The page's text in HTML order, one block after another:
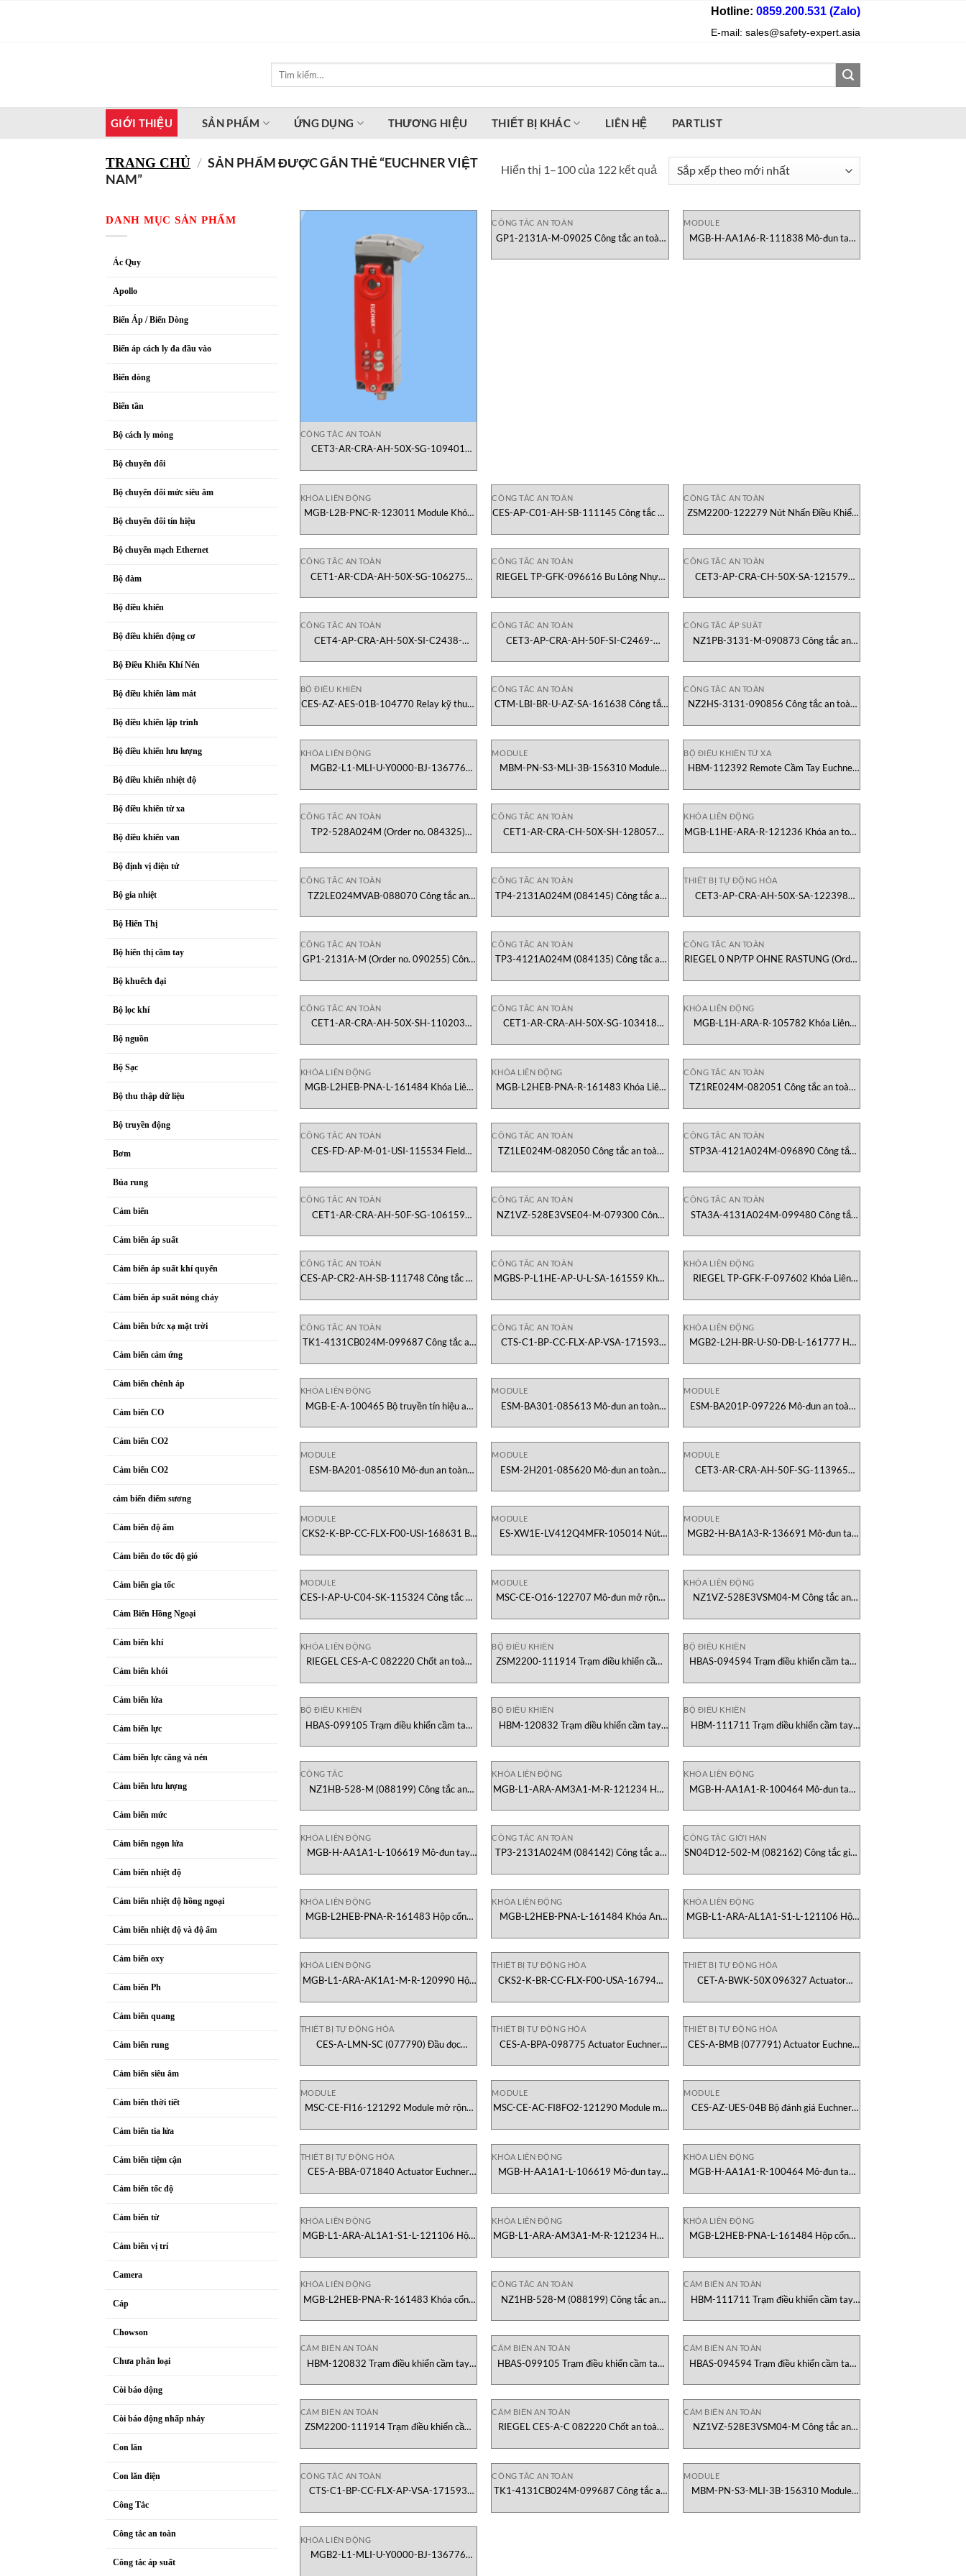
Hotline: 0859.200.531 (Zalo)
E-mail: sales@safety-expert.asia
GIỚI THIỆU SẢN PHẨM ỨNG DỤNG THƯƠNG HIỆU THIẾT BỊ KHÁC LIÊN HỆ PARTLIST
TRANG CHỦ / SẢN PHẨM ĐƯỢC GẮN THẺ “EUCHNER VIỆT
NAM”
Hiển thị 1–100 của 122 kết quảĐã
sắp
mới
nhất
DANH MỤC SẢN PHẨM
Ác Quy
Apollo
Biến Áp / Biến Dòng
Biến áp cách ly đa đầu vào
Biến dòng
Biến tần
Bộ cách ly mỏng
Bộ chuyển đổi
Bộ chuyển đổi mức siêu âm
Bộ chuyển đổi tín hiệu
Bộ chuyển mạch Ethernet
Bộ đàm
Bộ điều khiển
Bộ điều khiển động cơ
Bộ Điều Khiển Khí Nén
Bộ điều khiển làm mát
Bộ điều khiển lập trình
Bộ điều khiển lưu lượng
Bộ điều khiển nhiệt độ
Bộ điều khiển từ xa
Bộ điều khiển van
Bộ định vị điện tử
Bộ gia nhiệt
Bộ Hiển Thị
Bộ hiển thị cầm tay
Bộ khuếch đại
Bộ lọc khí
Bộ nguồn
Bộ Sạc
Bộ thu thập dữ liệu
Bộ truyền động
Bơm
Búa rung
Cảm biến
Cảm biến áp suất
Cảm biến áp suất khí quyển
Cảm biến áp suất nóng chảy
Cảm biến bức xạ mặt trời
Cảm biến cảm ứng
Cảm biến chênh áp
Cảm biến CO
Cảm biến CO2
Cảm biến CO2
cảm biến điểm sương
Cảm biến độ ẩm
Cảm biến đo tốc độ gió
Cảm biến gia tốc
Cảm Biến Hồng Ngoại
Cảm biến khí
Cảm biến khói
Cảm biến lửa
Cảm biến lực
Cảm biến lực căng và nén
Cảm biến lưu lượng
Cảm biến mức
Cảm biến ngọn lửa
Cảm biến nhiệt độ
Cảm biến nhiệt độ hồng ngoại
Cảm biến nhiệt độ và độ ẩm
Cảm biến oxy
Cảm biến Ph
Cảm biến quang
Cảm biến rung
Cảm biến siêu âm
Cảm biến thời tiết
Cảm biến tia lửa
Cảm biến tiệm cận
Cảm biến tốc độ
Cảm biến từ
Cảm biến vị trí
Camera
Cáp
Chowson
Chưa phân loại
Còi báo dộng
Còi báo động nhấp nháy
Con lăn
Con lăn điện
Công Tắc
Công tắc an toàn
Công tắc áp suất
CÔNG TẮC AN TOÀN
CET3-AR-CRA-AH-50X-SG-109401
CÔNG TẮC AN TOÀN
GP1-2131A-M-09025 Công tắc an toàn
MODULE
MGB-H-AA1A6-R-111838 Mô-đun tay
KHÓA LIÊN ĐỘNG
MGB-L2B-PNC-R-123011 Module Khóa
CÔNG TẮC AN TOÀN
CES-AP-C01-AH-SB-111145 Công tắc an
CÔNG TẮC AN TOÀN
ZSM2200-122279 Nút Nhấn Điều Khiển
CÔNG TẮC AN TOÀN
CET1-AR-CDA-AH-50X-SG-106275
CÔNG TẮC AN TOÀN
RIEGEL TP-GFK-096616 Bu Lông Nhựa
CÔNG TẮC AN TOÀN
CET3-AP-CRA-CH-50X-SA-121579
CÔNG TẮC AN TOÀN
CET4-AP-CRA-AH-50X-SI-C2438-
Nam
CÔNG TẮC AN TOÀN
CET3-AP-CRA-AH-50F-SI-C2469-
Nam
CÔNG TẮC ÁP SUẤT
NZ1PB-3131-M-090873 Công tắc an
BỘ ĐIỀU KHIỂN
CES-AZ-AES-01B-104770 Relay kỹ thuật
CÔNG TẮC AN TOÀN
CTM-LBI-BR-U-AZ-SA-161638 Công tắc
CÔNG TẮC AN TOÀN
NZ2HS-3131-090856 Công tắc an toàn
KHÓA LIÊN ĐỘNG
MGB2-L1-MLI-U-Y0000-BJ-136776
MODULE
MBM-PN-S3-MLI-3B-156310 Module
BỘ ĐIỀU KHIỂN TỪ XA
HBM-112392 Remote Cầm Tay Euchner
CÔNG TẮC AN TOÀN
TP2-528A024M (Order no. 084325)
CÔNG TẮC AN TOÀN
CET1-AR-CRA-CH-50X-SH-128057
KHÓA LIÊN ĐỘNG
MGB-L1HE-ARA-R-121236 Khóa an toàn
CÔNG TẮC AN TOÀN
TZ2LE024MVAB-088070 Công tắc an
CÔNG TẮC AN TOÀN
TP4-2131A024M (084145) Công tắc an
THIẾT BỊ TỰ ĐỘNG HÓA
CET3-AP-CRA-AH-50X-SA-122398
CÔNG TẮC AN TOÀN
GP1-2131A-M (Order no. 090255) Công
CÔNG TẮC AN TOÀN
TP3-4121A024M (084135) Công tắc an
CÔNG TẮC AN TOÀN
RIEGEL 0 NP/TP OHNE RASTUNG (Order
Euchner Việt Nam
CÔNG TẮC AN TOÀN
CET1-AR-CRA-AH-50X-SH-110203
CÔNG TẮC AN TOÀN
CET1-AR-CRA-AH-50X-SG-103418
KHÓA LIÊN ĐỘNG
MGB-L1H-ARA-R-105782 Khóa Liên
KHÓA LIÊN ĐỘNG
MGB-L2HEB-PNA-L-161484 Khóa Liên
KHÓA LIÊN ĐỘNG
MGB-L2HEB-PNA-R-161483 Khóa Liên
CÔNG TẮC AN TOÀN
TZ1RE024M-082051 Công tắc an toàn
CÔNG TẮC AN TOÀN
CES-FD-AP-M-01-USI-115534 Field
CÔNG TẮC AN TOÀN
TZ1LE024M-082050 Công tắc an toàn
CÔNG TẮC AN TOÀN
STP3A-4121A024M-096890 Công tắc
CÔNG TẮC AN TOÀN
CET1-AR-CRA-AH-50F-SG-106159
CÔNG TẮC AN TOÀN
NZ1VZ-528E3VSE04-M-079300 Công
CÔNG TẮC AN TOÀN
STA3A-4131A024M-099480 Công tắc
CÔNG TẮC AN TOÀN
CES-AP-CR2-AH-SB-111748 Công tắc an
CÔNG TẮC AN TOÀN
MGBS-P-L1HE-AP-U-L-SA-161559 Khóa
KHÓA LIÊN ĐỘNG
RIEGEL TP-GFK-F-097602 Khóa Liên
CÔNG TẮC AN TOÀN
TK1-4131CB024M-099687 Công tắc an
CÔNG TẮC AN TOÀN
CTS-C1-BP-CC-FLX-AP-VSA-171593
KHÓA LIÊN ĐỘNG
MGB2-L2H-BR-U-S0-DB-L-161777 Hệ
Vietnam
KHÓA LIÊN ĐỘNG
MGB-E-A-100465 Bộ truyền tín hiệu an
MODULE
ESM-BA301-085613 Mô-đun an toàn
MODULE
ESM-BA201P-097226 Mô-đun an toàn
MODULE
ESM-BA201-085610 Mô-đun an toàn
MODULE
ESM-2H201-085620 Mô-đun an toàn
MODULE
CET3-AR-CRA-AH-50F-SG-113965
MODULE
CKS2-K-BP-CC-FLX-F00-USI-168631 Bộ
MODULE
ES-XW1E-LV412Q4MFR-105014 Nút
MODULE
MGB2-H-BA1A3-R-136691 Mô-đun tay
MODULE
CES-I-AP-U-C04-SK-115324 Công tắc an
MODULE
MSC-CE-O16-122707 Mô-đun mở rộng
KHÓA LIÊN ĐỘNG
NZ1VZ-528E3VSM04-M Công tắc an
KHÓA LIÊN ĐỘNG
RIEGEL CES-A-C 082220 Chốt an toàn
BỘ ĐIỀU KHIỂN
ZSM2200-111914 Trạm điều khiển cầm
BỘ ĐIỀU KHIỂN
HBAS-094594 Trạm điều khiển cầm tay
BỘ ĐIỀU KHIỂN
HBAS-099105 Trạm điều khiển cầm tay
BỘ ĐIỀU KHIỂN
HBM-120832 Trạm điều khiển cầm tay
BỘ ĐIỀU KHIỂN
HBM-111711 Trạm điều khiển cầm tay
CÔNG TẮC
NZ1HB-528-M (088199) Công tắc an
KHÓA LIÊN ĐỘNG
MGB-L1-ARA-AM3A1-M-R-121234 Hộp
KHÓA LIÊN ĐỘNG
MGB-H-AA1A1-R-100464 Mô-đun tay
KHÓA LIÊN ĐỘNG
MGB-H-AA1A1-L-106619 Mô-đun tay
Vietnam
CÔNG TẮC AN TOÀN
TP3-2131A024M (084142) Công tắc an
CÔNG TẮC GIỚI HẠN
SN04D12-502-M (082162) Công tắc giới
KHÓA LIÊN ĐỘNG
MGB-L2HEB-PNA-R-161483 Hộp cổng
Vietnam
KHÓA LIÊN ĐỘNG
MGB-L2HEB-PNA-L-161484 Khóa An
KHÓA LIÊN ĐỘNG
MGB-L1-ARA-AL1A1-S1-L-121106 Hộp
Euchner Vietnam
KHÓA LIÊN ĐỘNG
MGB-L1-ARA-AK1A1-M-R-120990 Hộp
THIẾT BỊ TỰ ĐỘNG HÓA
CKS2-K-BR-CC-FLX-F00-USA-167948
Vietnam
THIẾT BỊ TỰ ĐỘNG HÓA
CET-A-BWK-50X 096327 Actuator
THIẾT BỊ TỰ ĐỘNG HÓA
CES-A-LMN-SC (077790) Đầu đọc
THIẾT BỊ TỰ ĐỘNG HÓA
CES-A-BPA-098775 Actuator Euchner
THIẾT BỊ TỰ ĐỘNG HÓA
CES-A-BMB (077791) Actuator Euchner
MODULE
MSC-CE-FI16-121292 Module mở rộng
MODULE
MSC-CE-AC-FI8FO2-121290 Module mở
MODULE
CES-AZ-UES-04B Bộ đánh giá Euchner
THIẾT BỊ TỰ ĐỘNG HÓA
CES-A-BBA-071840 Actuator Euchner
KHÓA LIÊN ĐỘNG
MGB-H-AA1A1-L-106619 Mô-đun tay
Vietnam
KHÓA LIÊN ĐỘNG
MGB-H-AA1A1-R-100464 Mô-đun tay
KHÓA LIÊN ĐỘNG
MGB-L1-ARA-AL1A1-S1-L-121106 Hộp
Euchner Vietnam
KHÓA LIÊN ĐỘNG
MGB-L1-ARA-AM3A1-M-R-121234 Hộp
KHÓA LIÊN ĐỘNG
MGB-L2HEB-PNA-L-161484 Hộp cổng
Vietnam
KHÓA LIÊN ĐỘNG
MGB-L2HEB-PNA-R-161483 Khóa cổng
Vietnam
CÔNG TẮC AN TOÀN
NZ1HB-528-M (088199) Công tắc an
CẢM BIẾN AN TOÀN
HBM-111711 Trạm điều khiển cầm tay
CẢM BIẾN AN TOÀN
HBM-120832 Trạm điều khiển cầm tay
CẢM BIẾN AN TOÀN
HBAS-099105 Trạm điều khiển cầm tay
CẢM BIẾN AN TOÀN
HBAS-094594 Trạm điều khiển cầm tay
CẢM BIẾN AN TOÀN
ZSM2200-111914 Trạm điều khiển cầm
CẢM BIẾN AN TOÀN
RIEGEL CES-A-C 082220 Chốt an toàn
CẢM BIẾN AN TOÀN
NZ1VZ-528E3VSM04-M Công tắc an
CÔNG TẮC AN TOÀN
CTS-C1-BP-CC-FLX-AP-VSA-171593
CÔNG TẮC AN TOÀN
TK1-4131CB024M-099687 Công tắc an
MODULE
MBM-PN-S3-MLI-3B-156310 Module
KHÓA LIÊN ĐỘNG
MGB2-L1-MLI-U-Y0000-BJ-136776